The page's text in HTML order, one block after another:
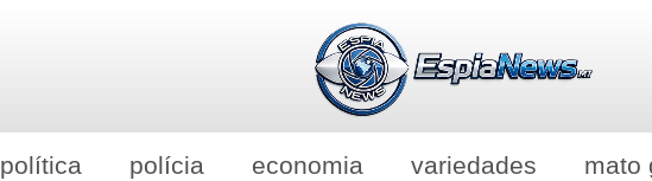
política polícia economia variedades mato